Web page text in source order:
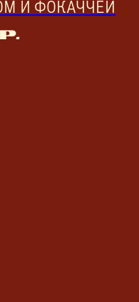
И ФОКАЧЧЕЙ
р.